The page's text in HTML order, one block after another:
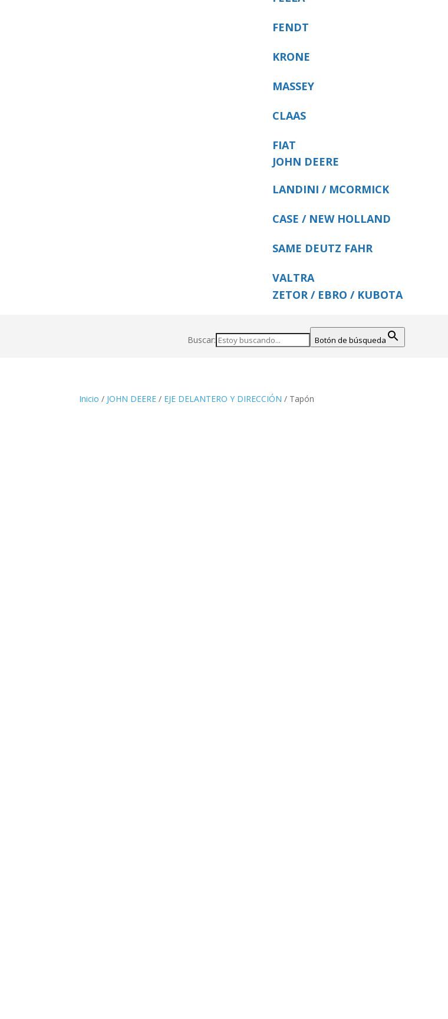
FENDT
KRONE
MASSEY
CLAAS
FIAT
JOHN DEERE
LANDINI / MCORMICK
CASE / NEW HOLLAND
SAME DEUTZ FAHR
VALTRA
ZETOR / EBRO / KUBOTA
Buscar: Botón de búsqueda
Inicio / JOHN DEERE / EJE DELANTERO Y DIRECCIÓN / Tapón